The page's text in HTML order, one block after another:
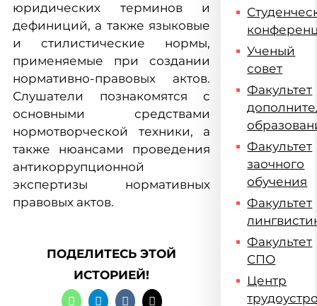
юридических терминов и
дефиниций, а также языковые
и стилистические нормы,
применяемые при создании
нормативно-правовых актов.
Слушатели познакомятся с
основными средствами
нормотворческой техники, а
также нюансами проведения
антикоррупционной
экспертизы нормативных
правовых актов.
ПОДЕЛИТЕСЬ ЭТОЙ
ИСТОРИЕЙ!
Ученый
совет
Факультет
Факультет
заочного
обучения
Факультет
Факультет
СПО
Центр